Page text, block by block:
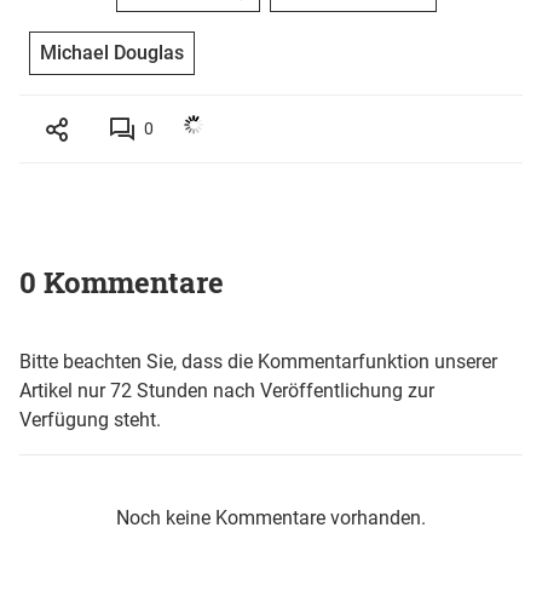
Michael Douglas
0
0 Kommentare
Bitte beachten Sie, dass die Kommentarfunktion unserer
Artikel nur 72 Stunden nach Veröffentlichung zur
Verfügung steht.
Noch keine Kommentare vorhanden.